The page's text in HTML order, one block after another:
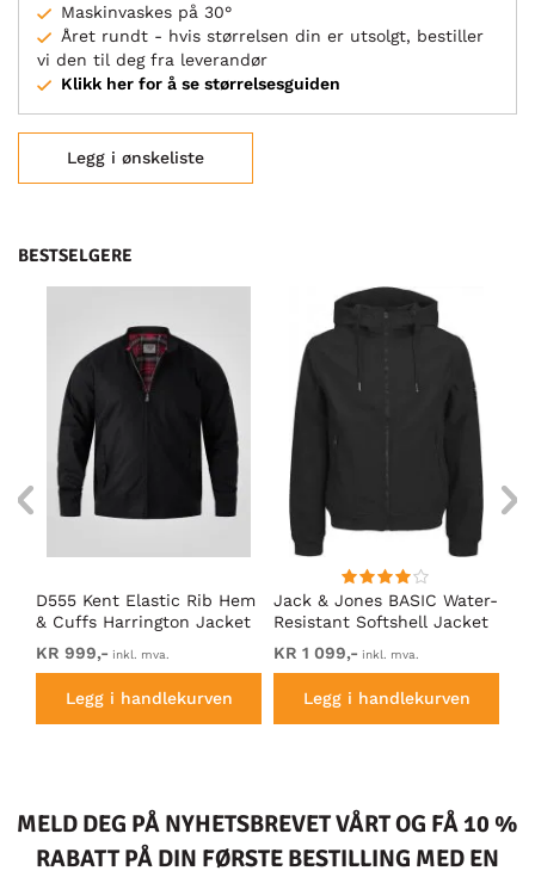
Maskinvaskes på 30°
Året rundt - hvis størrelsen din er utsolgt, bestiller
vi den til deg fra leverandør
Klikk her for å se størrelsesguiden
Legg i ønskeliste
BESTSELGERE
D555 Kent Elastic Rib Hem
& Cuffs Harrington Jacket
Black
KR 999,- inkl. mva.
Legg i handlekurven
Jack & Jones BASIC Water-
Resistant Softshell Jacket
Black
KR 1 099,- inkl. mva.
Legg i handlekurven
MELD DEG PÅ NYHETSBREVET VÅRT OG FÅ 10 %
RABATT PÅ DIN FØRSTE BESTILLING MED EN